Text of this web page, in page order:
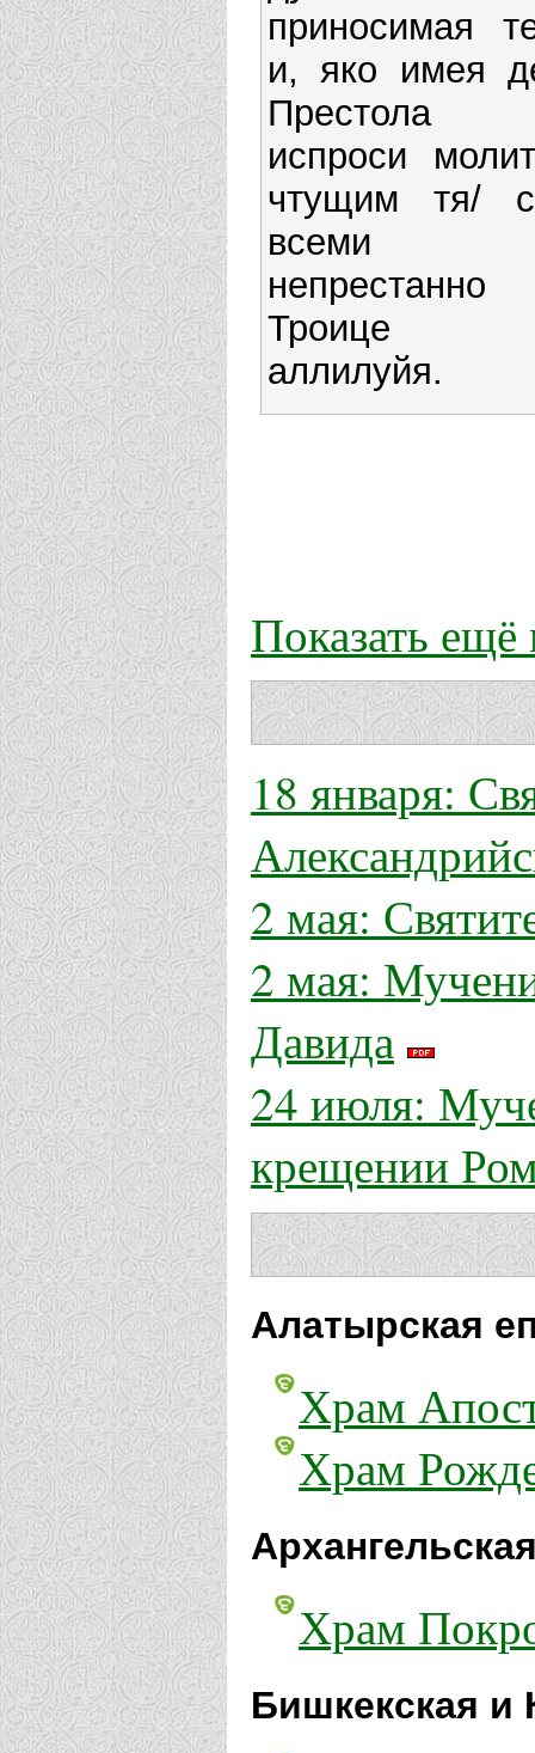
приносимая
и, яко имея
Престола
испроси
чтущим тя/
всеми
Троице
аллилуйя.
Показать
18 января:
2 мая:
2 мая:
Давида
24 июля:
крещении
Алатырская
Храм
Храм
Храм
Бишкекская и